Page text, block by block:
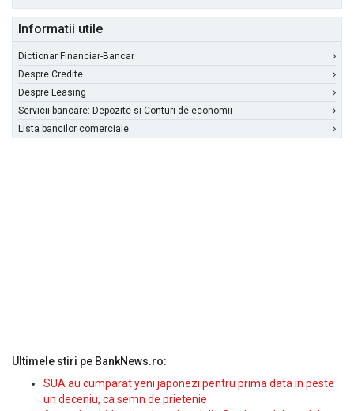
Informatii utile
Dictionar Financiar-Bancar
Despre Credite
Despre Leasing
Servicii bancare: Depozite si Conturi de economii
Lista bancilor comerciale
Ultimele stiri pe BankNews.ro:
SUA au cumparat yeni japonezi pentru prima data in peste
un deceniu, ca semn de prietenie